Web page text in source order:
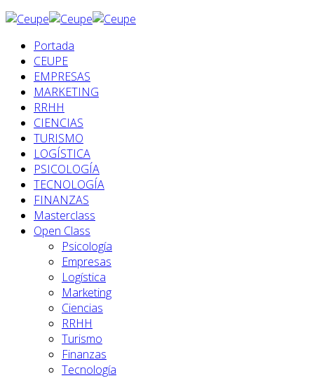
Portada
CEUPE
EMPRESAS
MARKETING
RRHH
CIENCIAS
TURISMO
LOGÍSTICA
PSICOLOGÍA
TECNOLOGÍA
FINANZAS
Masterclass
Open Class
Psicología
Empresas
Logística
Marketing
Ciencias
RRHH
Turismo
Finanzas
Tecnología